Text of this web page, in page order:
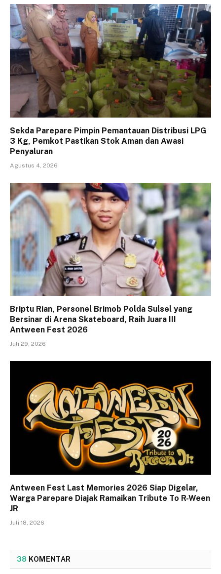
Sekda Parepare Pimpin Pemantauan Distribusi LPG
3 Kg, Pemkot Pastikan Stok Aman dan Awasi
Penyaluran
Agustus 4, 2026
Briptu Rian, Personel Brimob Polda Sulsel yang
Bersinar di Arena Skateboard, Raih Juara III
Antween Fest 2026
Juli 29, 2026
Antween Fest Last Memories 2026 Siap Digelar,
Warga Parepare Diajak Ramaikan Tribute To R-Ween
JR
Juli 18, 2026
38 KOMENTAR